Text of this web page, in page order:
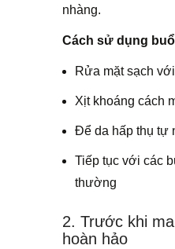
nhàng.
Cách sử dụng
Rửa mặt sạch
Xịt khoáng cách
Để da hấp thụ tự
Tiếp tục với các
thường
2. Trước khi
hoàn hảo